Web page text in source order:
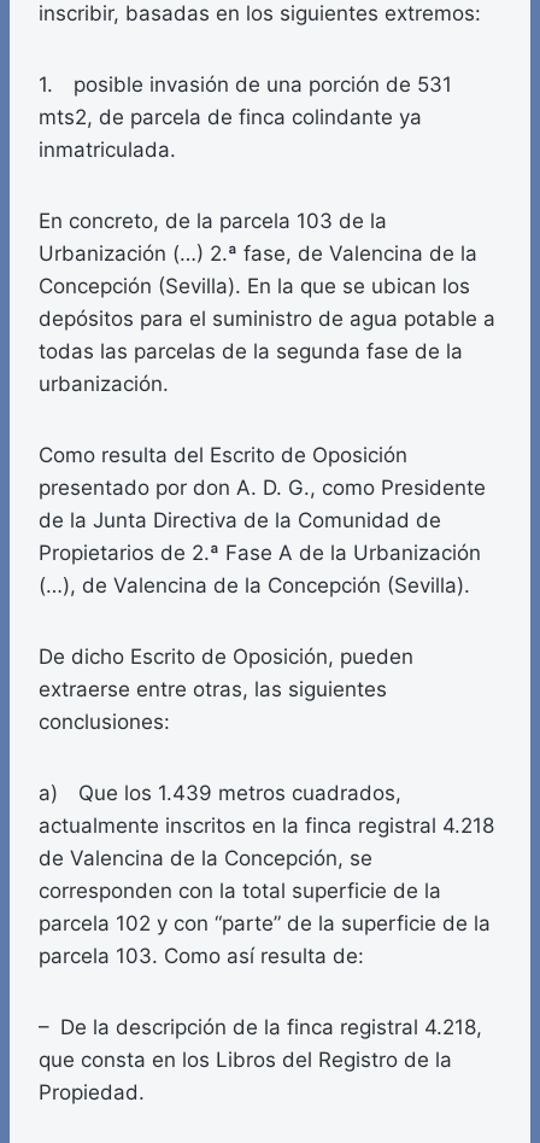
inscribir, basadas en los siguientes extremos:
1. posible invasión de una porción de 531
mts2, de parcela de finca colindante ya
inmatriculada.
En concreto, de la parcela 103 de la
Urbanización (…) 2.ª fase, de Valencina de la
Concepción (Sevilla). En la que se ubican los
depósitos para el suministro de agua potable a
todas las parcelas de la segunda fase de la
urbanización.
Como resulta del Escrito de Oposición
presentado por don A. D. G., como Presidente
de la Junta Directiva de la Comunidad de
Propietarios de 2.ª Fase A de la Urbanización
(…), de Valencina de la Concepción (Sevilla).
De dicho Escrito de Oposición, pueden
extraerse entre otras, las siguientes
conclusiones:
a) Que los 1.439 metros cuadrados,
actualmente inscritos en la finca registral 4.218
de Valencina de la Concepción, se
corresponden con la total superficie de la
parcela 102 y con “parte” de la superficie de la
parcela 103. Como así resulta de:
– De la descripción de la finca registral 4.218,
que consta en los Libros del Registro de la
Propiedad.